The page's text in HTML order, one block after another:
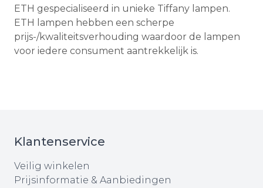
ETH gespecialiseerd in unieke Tiffany lampen.
ETH lampen hebben een scherpe
prijs-/kwaliteitsverhouding waardoor de lampen
voor iedere consument aantrekkelijk is.
Klantenservice
Veilig winkelen
Prijsinformatie & Aanbiedingen